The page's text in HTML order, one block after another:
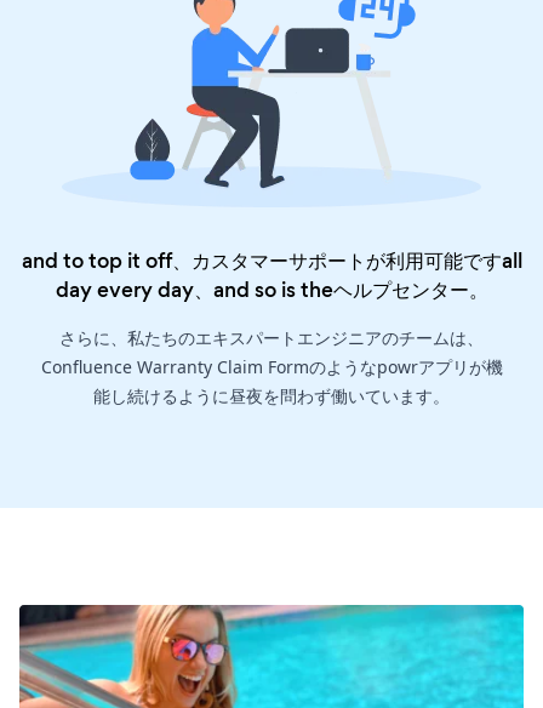
and to top it off、カスタマーサポートが利用可能ですall
day every day、and so is theヘルプセンター。
さらに、私たちのエキスパートエンジニアのチームは、
Confluence Warranty Claim Formのようなpowrアプリが機
能し続けるように昼夜を問わず働いています。